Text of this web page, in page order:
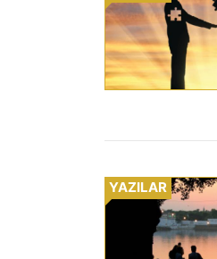
YAZILAR